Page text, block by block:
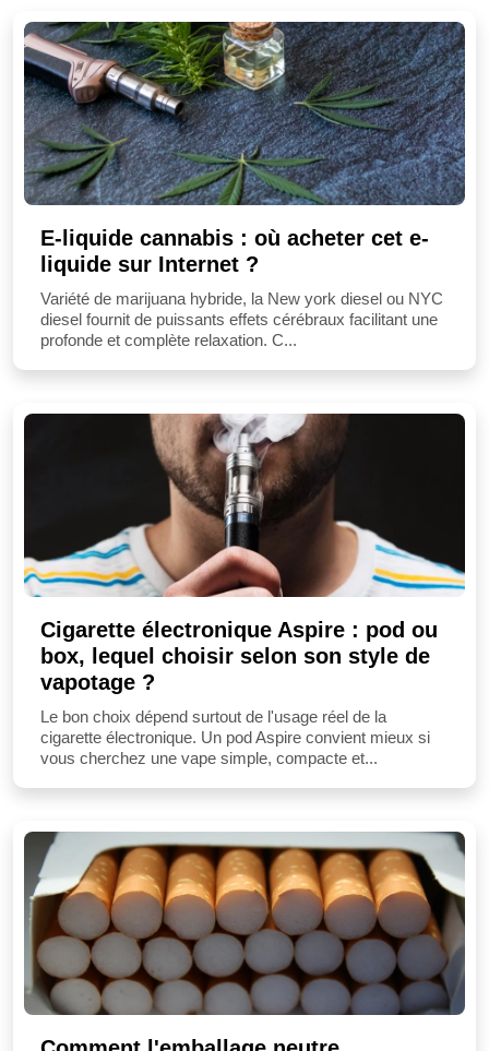
E-liquide cannabis : où acheter cet e-
liquide sur Internet ?
Variété de marijuana hybride, la New york diesel ou NYC
diesel fournit de puissants effets cérébraux facilitant une
profonde et complète relaxation. C...
Cigarette électronique Aspire : pod ou
box, lequel choisir selon son style de
vapotage ?
Le bon choix dépend surtout de l'usage réel de la
cigarette électronique. Un pod Aspire convient mieux si
vous cherchez une vape simple, compacte et...